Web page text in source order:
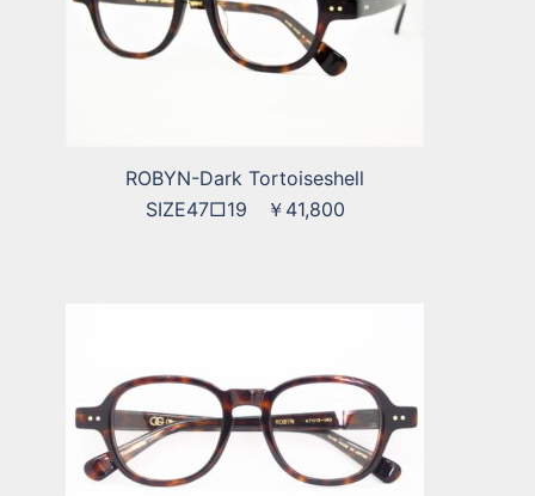
ROBYN-Dark Tortoiseshell
SIZE47□19 ￥41,800